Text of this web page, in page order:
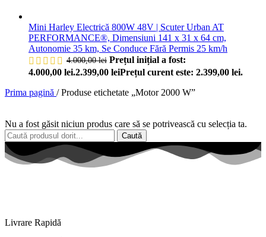
Mini Harley Electrică 800W 48V | Scuter Urban AT
PERFORMANCE®, Dimensiuni 141 x 31 x 64 cm,
Autonomie 35 km, Se Conduce Fără Permis 25 km/h
4.000,00lei Prețul inițial a fost:
4.000,00 lei.2.399,00 leiPrețul curent este: 2.399,00 lei.
Prima pagină / Produse etichetate „Motor 2000 W”
Nu a fost găsit niciun produs care să se potrivească cu selecția ta.
Caută
Livrare Rapidă